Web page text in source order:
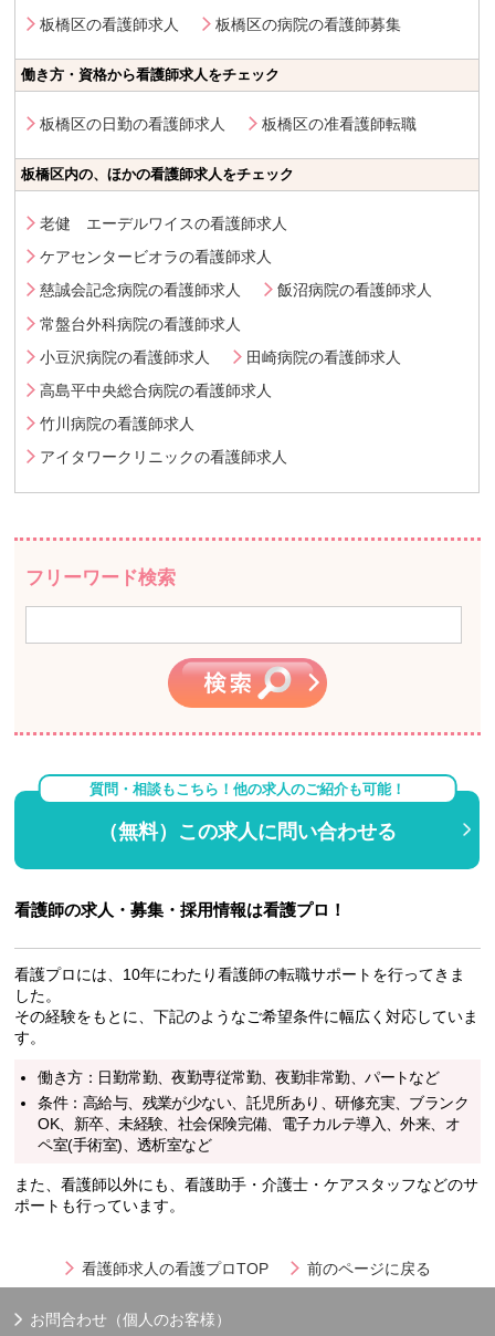
板橋区の看護師求人 板橋区の病院の看護師募集
働き方・資格から看護師求人をチェック
板橋区の日勤の看護師求人 板橋区の准看護師転職
板橋区内の、ほかの看護師求人をチェック
老健 エーデルワイスの看護師求人
ケアセンタービオラの看護師求人
慈誠会記念病院の看護師求人
飯沼病院の看護師求人
常盤台外科病院の看護師求人
小豆沢病院の看護師求人
田崎病院の看護師求人
高島平中央総合病院の看護師求人
竹川病院の看護師求人
アイタワークリニックの看護師求人
フリーワード検索
質問・相談もこちら！他の求人のご紹介も可能！
（無料）この求人に問い合わせる
看護師の求人・募集・採用情報は看護プロ！
看護プロには、10年にわたり看護師の転職サポートを行ってきま
した。
その経験をもとに、下記のようなご希望条件に幅広く対応していま
す。
働き方：日勤常勤、夜勤専従常勤、夜勤非常勤、パートなど
条件：高給与、残業が少ない、託児所あり、研修充実、ブランク
OK、新卒、未経験、社会保険完備、電子カルテ導入、外来、オ
ペ室(手術室)、透析室など
また、看護師以外にも、看護助手・介護士・ケアスタッフなどのサ
ポートも行っています。
看護師求人の看護プロTOP 前のページに戻る
お問合わせ（個人のお客様）